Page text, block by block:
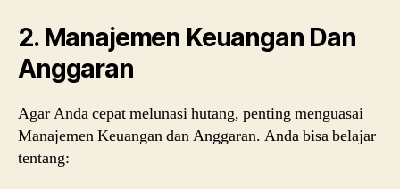
2. Manajemen Keuangan Dan
Anggaran
Agar Anda cepat melunasi hutang, penting menguasai
Manajemen Keuangan dan Anggaran. Anda bisa belajar
tentang: